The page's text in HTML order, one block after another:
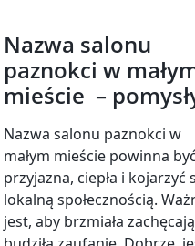
Nazwa salonu
paznokci w
mieście –
Nazwa salonu paznokci w
małym mieście powinna
przyjazna, ciepła i kojarzyć
lokalną społecznością.
jest, aby brzmiała